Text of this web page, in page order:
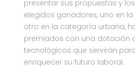
presentar sus propuestas y
elegidos ganadores, uno en
otro en la categoría urbana,
premiados con una dotación
tecnológicos que servirán
enriquecer su futuro laboral.